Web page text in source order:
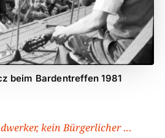
beim Bardentreffen 1981
kein Bürgerlicher …